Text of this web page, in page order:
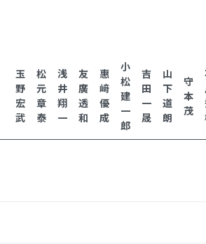
玉
野
宏
武
松
元
章
泰
浅
井
翔
一
友
廣
透
和
惠
﨑
優
成
小
松
建
一
郎
吉
田
一
晟
山
下
道
朗
守
本
茂